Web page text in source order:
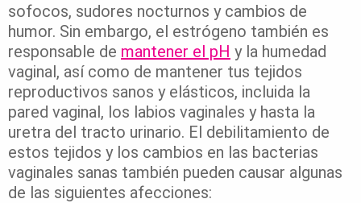
sofocos, sudores nocturnos y cambios de
humor. Sin embargo, el estrógeno también es
responsable de mantener el pH y la humedad
vaginal, así como de mantener tus tejidos
reproductivos sanos y elásticos, incluida la
pared vaginal, los labios vaginales y hasta la
uretra del tracto urinario. El debilitamiento de
estos tejidos y los cambios en las bacterias
vaginales sanas también pueden causar algunas
de las siguientes afecciones: